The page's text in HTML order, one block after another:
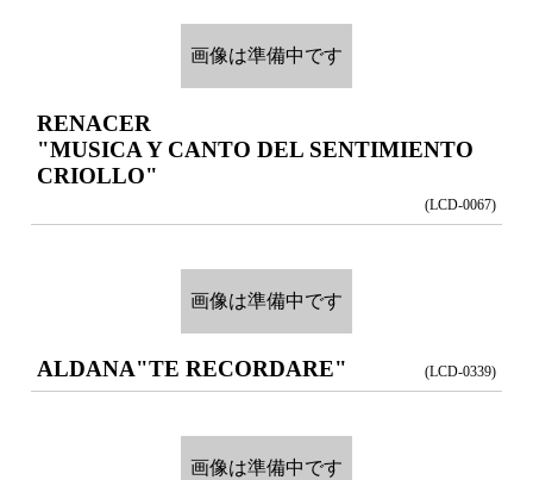
画像は準備中です
RENACER
"MUSICA Y CANTO DEL SENTIMIENTO
CRIOLLO"
(LCD-0067)
画像は準備中です
ALDANA"TE RECORDARE" (LCD-0339)
画像は準備中です